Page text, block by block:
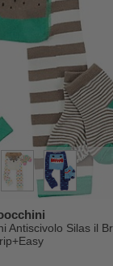
Antiscivolo Silas il